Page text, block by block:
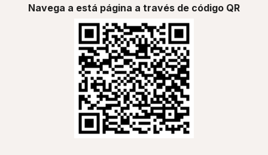
Navega a está página a través de código QR